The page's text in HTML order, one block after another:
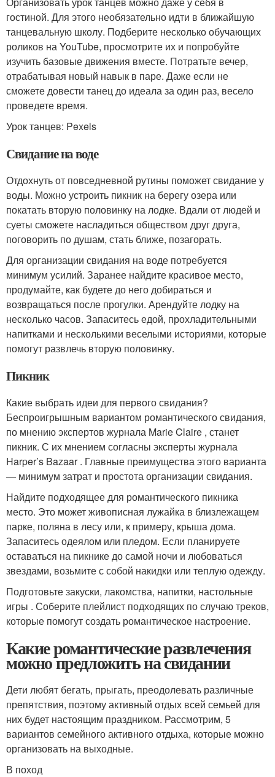
гостиной. Для этого необязательно идти в ближайшую
танцевальную школу. Подберите несколько обучающих
роликов на YouTube, просмотрите их и попробуйте
изучить базовые движения вместе. Потратьте вечер,
отрабатывая новый навык в паре. Даже если не
сможете довести танец до идеала за один раз, весело
проведете время.
Урок танцев: Pexels
Свидание на воде
Отдохнуть от повседневной рутины поможет свидание у
воды. Можно устроить пикник на берегу озера или
покатать вторую половинку на лодке. Вдали от людей и
суеты сможете насладиться обществом друг друга,
поговорить по душам, стать ближе, позагорать.
Для организации свидания на воде потребуется
минимум усилий. Заранее найдите красивое место,
продумайте, как будете до него добираться и
возвращаться после прогулки. Арендуйте лодку на
несколько часов. Запаситесь едой, прохладительными
напитками и несколькими веселыми историями, которые
помогут развлечь вторую половинку.
Пикник
Какие выбрать идеи для первого свидания?
Беспроигрышным вариантом романтического свидания,
по мнению экспертов журнала Marie Claire , станет
пикник. С их мнением согласны эксперты журнала
Harper’s Bazaar . Главные преимущества этого варианта
― минимум затрат и простота организации свидания.
Найдите подходящее для романтического пикника
место. Это может живописная лужайка в близлежащем
парке, поляна в лесу или, к примеру, крыша дома.
Запаситесь одеялом или пледом. Если планируете
оставаться на пикнике до самой ночи и любоваться
звездами, возьмите с собой накидки или теплую одежду.
Подготовьте закуски, лакомства, напитки, настольные
игры . Соберите плейлист подходящих по случаю треков,
которые помогут создать романтическое настроение.
Какие романтические развлечения
можно предложить на свидании
Дети любят бегать, прыгать, преодолевать различные
препятствия, поэтому активный отдых всей семьей для
них будет настоящим праздником. Рассмотрим, 5
вариантов семейного активного отдыха, которые можно
организовать на выходные.
В поход